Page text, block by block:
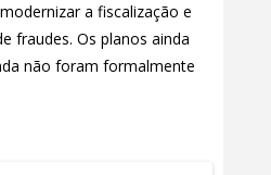
a fiscalização e
fraudes. Os planos ainda
não foram formalmente